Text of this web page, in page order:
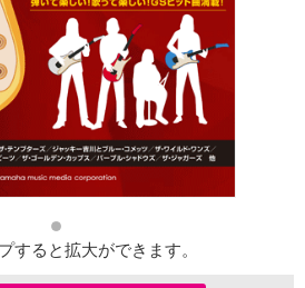
すると拡大ができます。